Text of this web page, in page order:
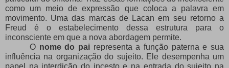
como um meio de expressão que coloca a palavra em
movimento. Uma das marcas de Lacan em seu retorno a
Freud é o estabelecimento dessa estrutura para o
inconsciente em que a nova abordagem permite.
O nome do pai representa a função paterna e sua
influência na organização do sujeito. Ele desempenha um
papel na interdição do incesto e na entrada do sujeito na